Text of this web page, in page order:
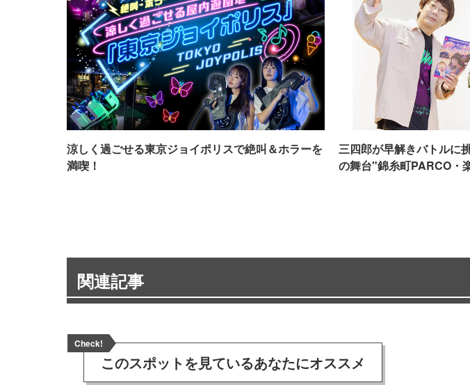
涼しく過ごせる東京ジョイポリスで絶叫＆ホラーを
満喫！
三四郎が早解きバトルに
の舞台"錦糸町PARCO・
関連記事
Check!
このスポットを見ているあなたにオススメ